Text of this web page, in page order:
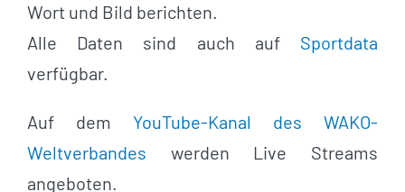
Wort und Bild berichten.
Alle Daten sind auch auf Sportdata
verfügbar.
Auf dem YouTube-Kanal des WAKO-
Weltverbandes werden Live Streams
angeboten.